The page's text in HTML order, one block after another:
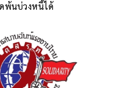
พ้นบ่วงหนี้ได้